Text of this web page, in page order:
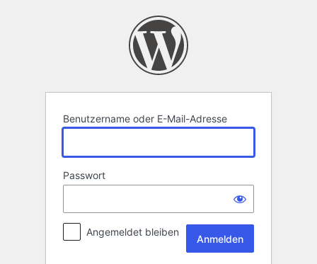
Benutzername oder E-Mail-Adresse
Passwort
Angemeldet bleiben